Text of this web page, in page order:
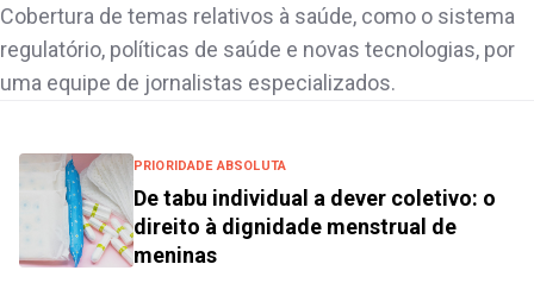
Cobertura de temas relativos à saúde, como o sistema
regulatório, políticas de saúde e novas tecnologias, por
uma equipe de jornalistas especializados.
PRIORIDADE ABSOLUTA
De tabu individual a dever coletivo: o
direito à dignidade menstrual de
meninas